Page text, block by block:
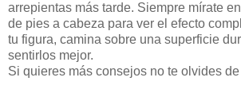
arrepientas más tarde. Siempre mírate
de pies a cabeza para ver el efecto
tu figura, camina sobre una superficie
sentirlos mejor.
Si quieres más consejos no te olvides